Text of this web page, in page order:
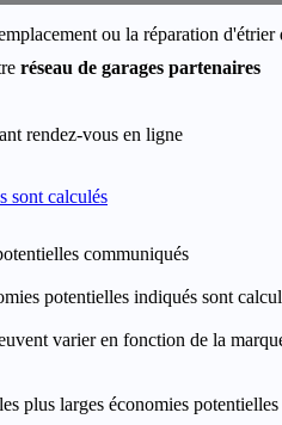
ou la réparation
réseau de garages partenaires
rendez-vous en ligne
sont calculés
communiqués
potentielles indiqués sont
varier en fonction de la
plus larges économies